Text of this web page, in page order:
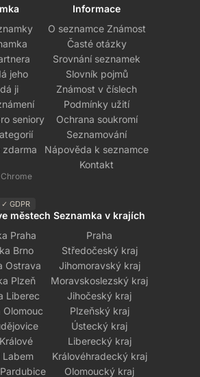
jeho
ji
seniory
zdarma
✓ GDPR
Informace
O seznamce Známost
Časté otázky
Srovnání seznamek
Slovník pojmů
Známost v číslech
Podmínky užití
Ochrana soukromí
Seznamování
Nápověda k seznamce
Kontakt
městech
Praha
Brno
Ostrava
Plzeň
Liberec
Olomouc
Labem
Seznamka v krajích
Praha
Středočeský kraj
Jihomoravský kraj
Moravskoslezský kraj
Jihočeský kraj
Plzeňský kraj
Ústecký kraj
Liberecký kraj
Královéhradecký kraj
Olomoucký kraj